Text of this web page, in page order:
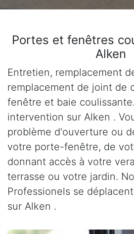
Portes et fenêtres
Alken
Entretien, remplacement
remplacement de joint de
fenêtre et baie
intervention sur Alken .
problème d'ouverture ou
votre porte-fenêtre, de
donnant accès à votre
terrasse ou votre jardin.
Professionels se
sur Alken .